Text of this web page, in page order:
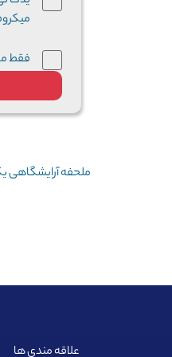
فقط
ملحفه آرایشگاهی
علاقه مندی ها